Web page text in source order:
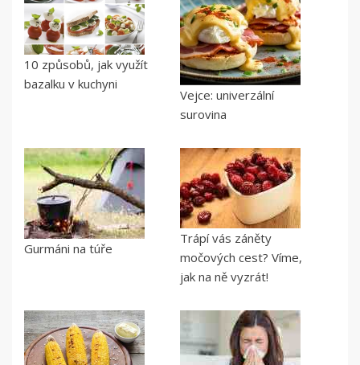
10 způsobů, jak využít
bazalku v kuchyni
Vejce: univerzální
surovina
Gurmáni na túře
Trápí vás záněty
močových cest? Víme,
jak na ně vyzrát!